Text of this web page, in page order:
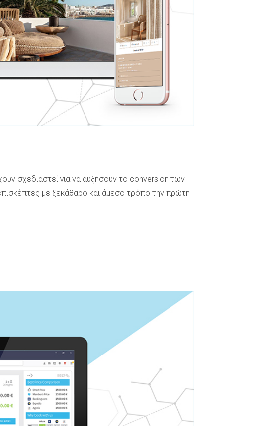
σχεδιαστεί για να αυξήσουν το conversion των
με ξεκάθαρο και άμεσο τρόπο την πρώτη